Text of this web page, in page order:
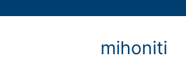
mihoniti